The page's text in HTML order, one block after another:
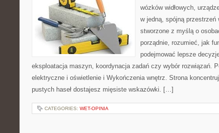
wózków widłowych,
w jedną, spójną przestrzeń
stworzone z myślą o
porządnie, rozumieć, jak
podejmować lepsze
eksploatacja maszyn, koordynacja zadań czy wybór rozwiązań.
elektryczne i oświetlenie i Wykończenia wnętrz. Strona
pustych haseł dostajesz mięsiste wskazówki. […]
CATEGORIES: WET-OPINIA